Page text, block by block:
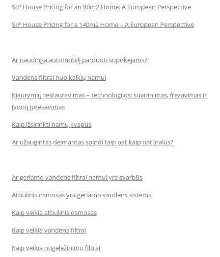
SIP House Pricing for an 80m2 Home: A European Perspective
SIP House Pricing for a 140m2 Home – A European Perspective
Ar naudinga automobilį parduoti supirkėjams?
Vandens filtrai nuo kalkių namui
Kiaurymių restauravimas – technologijos: suvirinimas, frezavimas ir
įvorių įpresavimas
Kaip išsirinkti namų kvapus
Ar užaugintas deimantas spindi taip pat kaip natūralus?
Ar geriamo vandens filtrai namui yra svarbūs
Atbulinis osmosas yra geriamo vandens sistema
Kaip veikia atbulinis osmosas
Kaip veikia vandens filtrai
Kaip veikia nugeležinimo filtrai